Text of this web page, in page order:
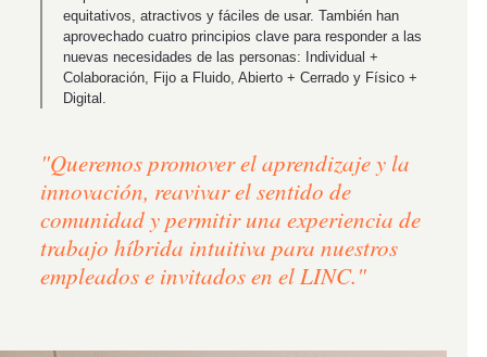
equitativos, atractivos y fáciles de usar. También han
aprovechado cuatro principios clave para responder a las
nuevas necesidades de las personas: Individual +
Colaboración, Fijo a Fluido, Abierto + Cerrado y Físico +
Digital.
"Queremos promover el aprendizaje y la
innovación, reavivar el sentido de
comunidad y permitir una experiencia de
trabajo híbrida intuitiva para nuestros
empleados e invitados en el LINC."